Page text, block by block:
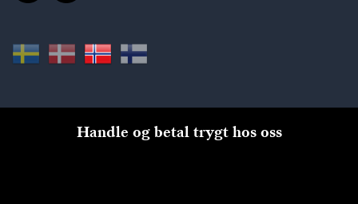
Handle og betal trygt hos oss